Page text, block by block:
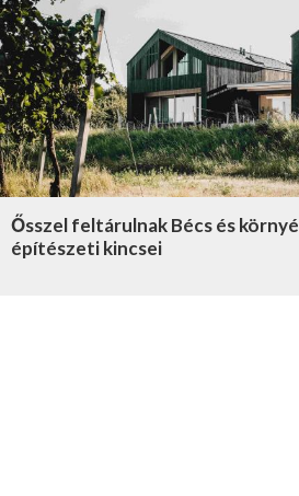
Ősszel feltárulnak Bécs és
építészeti kincsei